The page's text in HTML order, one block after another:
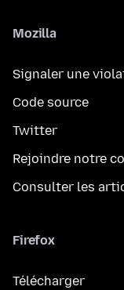
Mozilla
Signaler une
Code source
Twitter
Rejoindre notre
Consulter les
Firefox
Télécharger